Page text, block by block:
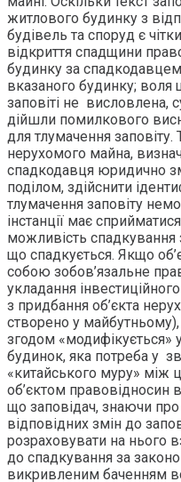
житлового будинку з
будівель та споруд є
відкриття спадщини
будинку за
вказаного будинку;
заповіті не висловлена,
дійшли помилкового
для тлумачення
нерухомого майна,
спадкодавця юридично
поділом, здійснити
тлумачення заповіту
інстанції має
можливість
що спадкується. Якщо
собою зобов’язальне
укладання
з придбання об’єкта
створено у майбутньому),
згодом «модифікується»
будинок, яка потреба у
«китайського муру» між
об’єктом правовідносин
що заповідач, знаючи
відповідних змін до
розраховувати на нього
до спадкування за
викривленим баченням